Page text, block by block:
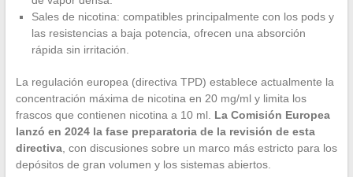
Sales de nicotina: compatibles principalmente con los pods y
las resistencias a baja potencia, ofrecen una absorción
rápida sin irritación.
La regulación europea (directiva TPD) establece actualmente la
concentración máxima de nicotina en 20 mg/ml y limita los
frascos que contienen nicotina a 10 ml. La Comisión Europea
lanzó en 2024 la fase preparatoria de la revisión de esta
directiva, con discusiones sobre un marco más estricto para los
depósitos de gran volumen y los sistemas abiertos.